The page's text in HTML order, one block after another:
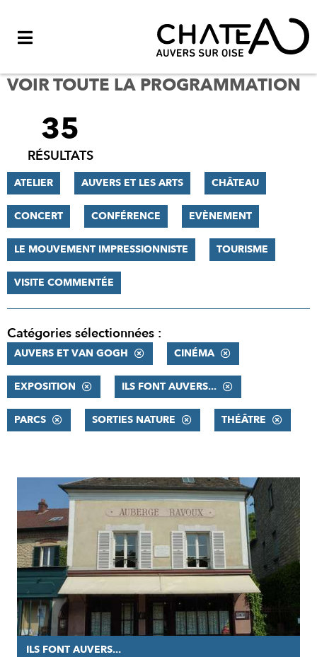
VOIR TOUTE LA PROGRAMMATION
FILTRER
RÉSULTATS
35
RÉSULTATS
ATELIER AUVERS ET LES ARTS CHÂTEAU
CONCERT CONFÉRENCE EVÈNEMENT
LE MOUVEMENT IMPRESSIONNISTE TOURISME
VISITE COMMENTÉE
Catégories sélectionnées :
AUVERS ET VAN GOGH CINÉMA
EXPOSITION ILS FONT AUVERS...
PARCS SORTIES NATURE THÉÂTRE
RÉSULTATS
ILS FONT AUVERS...